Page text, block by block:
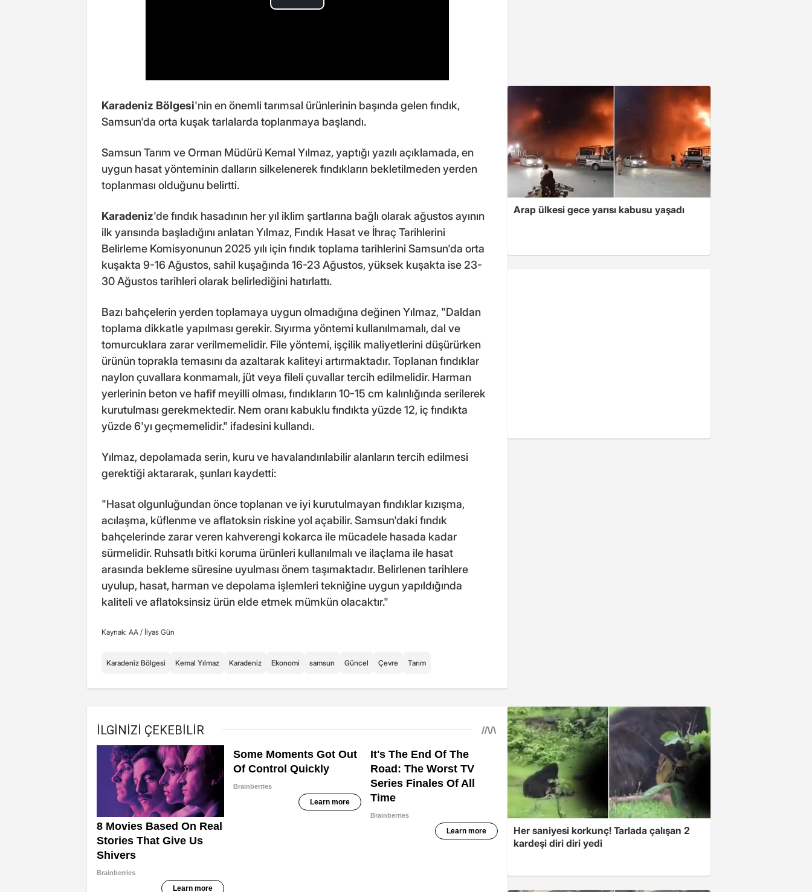
Karadeniz Bölgesi'nin en önemli tarımsal ürünlerinin başında gelen fındık,
Samsun'da orta kuşak tarlalarda toplanmaya başlandı.
Samsun Tarım ve Orman Müdürü Kemal Yılmaz, yaptığı yazılı açıklamada, en
uygun hasat yönteminin dalların silkelenerek fındıkların bekletilmeden yerden
toplanması olduğunu belirtti.
Karadeniz'de fındık hasadının her yıl iklim şartlarına bağlı olarak ağustos ayının
ilk yarısında başladığını anlatan Yılmaz, Fındık Hasat ve İhraç Tarihlerini
Belirleme Komisyonunun 2025 yılı için fındık toplama tarihlerini Samsun'da orta
kuşakta 9-16 Ağustos, sahil kuşağında 16-23 Ağustos, yüksek kuşakta ise 23-
30 Ağustos tarihleri olarak belirlediğini hatırlattı.
Bazı bahçelerin yerden toplamaya uygun olmadığına değinen Yılmaz, "Daldan
toplama dikkatle yapılması gerekir. Sıyırma yöntemi kullanılmamalı, dal ve
tomurcuklara zarar verilmemelidir. File yöntemi, işçilik maliyetlerini düşürürken
ürünün toprakla temasını da azaltarak kaliteyi artırmaktadır. Toplanan fındıklar
naylon çuvallara konmamalı, jüt veya fileli çuvallar tercih edilmelidir. Harman
yerlerinin beton ve hafif meyilli olması, fındıkların 10-15 cm kalınlığında serilerek
kurutulması gerekmektedir. Nem oranı kabuklu fındıkta yüzde 12, iç fındıkta
yüzde 6'yı geçmemelidir." ifadesini kullandı.
Yılmaz, depolamada serin, kuru ve havalandırılabilir alanların tercih edilmesi
gerektiği aktararak, şunları kaydetti:
"Hasat olgunluğundan önce toplanan ve iyi kurutulmayan fındıklar kızışma,
acılaşma, küflenme ve aflatoksin riskine yol açabilir. Samsun'daki fındık
bahçelerinde zarar veren kahverengi kokarca ile mücadele hasada kadar
sürmelidir. Ruhsatlı bitki koruma ürünleri kullanılmalı ve ilaçlama ile hasat
arasında bekleme süresine uyulması önem taşımaktadır. Belirlenen tarihlere
uyulup, hasat, harman ve depolama işlemleri tekniğine uygun yapıldığında
kaliteli ve aflatoksinsiz ürün elde etmek mümkün olacaktır."
Kaynak: AA / İlyas Gün
Karadeniz Bölgesi Kemal Yılmaz Karadeniz Ekonomi samsun Güncel Çevre Tarım
Arap ülkesi gece yarısı kabusu yaşadı
Her saniyesi korkunç! Tarlada çalışan 2
kardeşi diri diri yedi